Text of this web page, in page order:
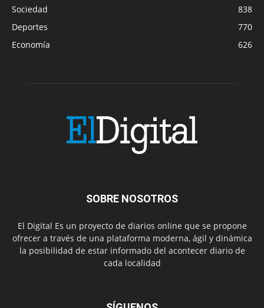
Sociedad
838
Deportes
770
Economía
626
SOBRE NOSOTROS
El Digital Es un proyecto de diarios online que se propone
ofrecer a través de una plataforma moderna, ágil y dinámica
la posibilidad de estar informado del acontecer diario de
cada localidad